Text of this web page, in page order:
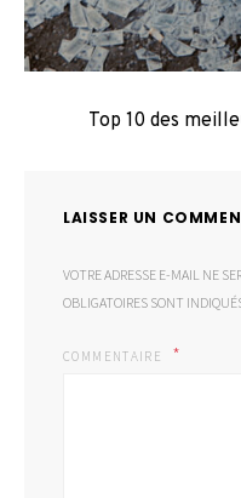
Top 10 des
LAISSER UN
VOTRE ADRESSE E-MAIL NE
OBLIGATOIRES SONT
COMMENTAIRE